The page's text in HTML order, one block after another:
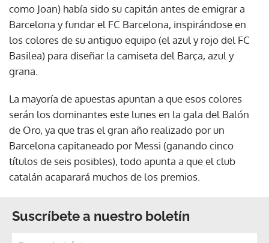
como Joan) había sido su capitán antes de emigrar a
Barcelona y fundar el FC Barcelona, inspirándose en
los colores de su antiguo equipo (el azul y rojo del FC
Basilea) para diseñar la camiseta del Barça, azul y
grana.
La mayoría de apuestas apuntan a que esos colores
serán los dominantes este lunes en la gala del Balón
de Oro, ya que tras el gran año realizado por un
Barcelona capitaneado por Messi (ganando cinco
títulos de seis posibles), todo apunta a que el club
catalán acaparará muchos de los premios.
Suscríbete a nuestro boletín